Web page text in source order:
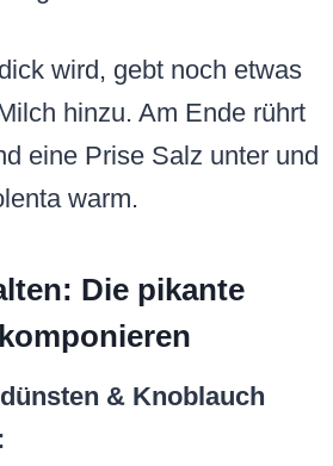
wird, gebt noch etwas
hinzu. Am Ende rührt
eine Prise Salz unter und
warm.
Die pikante
& Knoblauch